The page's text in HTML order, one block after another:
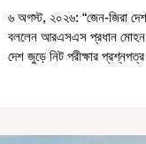
৬ অগস্ট, ২০২৬: “জেন-জিরা
বললেন আরএসএস প্রধান মোহন
দেশ জুড়ে নিট পরীক্ষার প্রশ্নপত্র
আন্দোলনকারীরা দেশ বিরোধী